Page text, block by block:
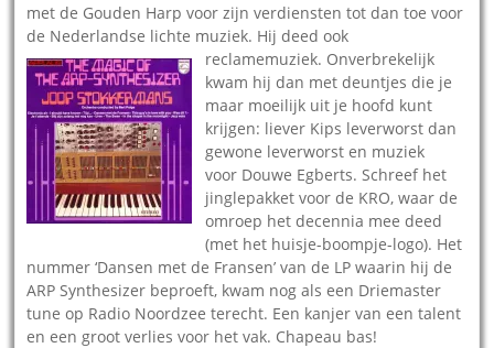
met de Gouden Harp voor zijn verdiensten tot dan toe voor
de Nederlandse lichte muziek. Hij deed ook
reclamemuziek. Onverbrekelijk
kwam hij dan met deuntjes die je
maar moeilijk uit je hoofd kunt
krijgen: liever Kips leverworst dan
gewone leverworst en muziek
voor Douwe Egberts. Schreef het
jinglepakket voor de KRO, waar de
omroep het decennia mee deed
(met het huisje-boompje-logo). Het
nummer ‘Dansen met de Fransen’ van de LP waarin hij de
ARP Synthesizer beproeft, kwam nog als een Driemaster
tune op Radio Noordzee terecht. Een kanjer van een talent
en een groot verlies voor het vak. Chapeau bas!